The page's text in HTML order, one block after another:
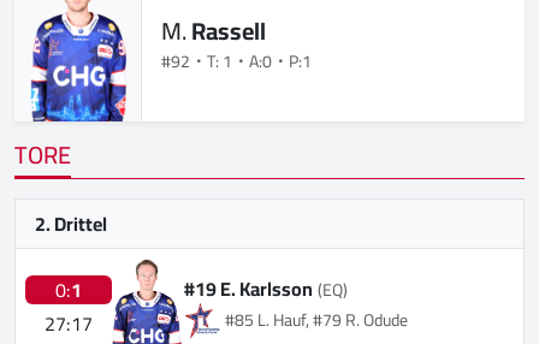
M.Rassell
#92 T: 1 A:0 P:1
TORE
2. Drittel
0:1
27:17
#19 E. Karlsson(EQ)
#85 L. Hauf, #79 R. Odude